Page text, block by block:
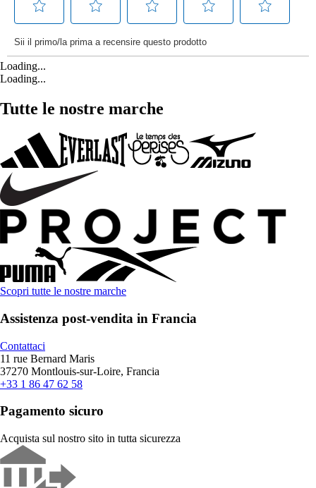
Loading...
Loading...
Tutte le nostre marche
Scopri tutte le nostre marche
Assistenza post-vendita in Francia
Contattaci
11 rue Bernard Maris
37270 Montlouis-sur-Loire, Francia
+33 1 86 47 62 58
Pagamento sicuro
Acquista sul nostro sito in tutta sicurezza